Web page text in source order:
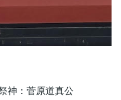
：菅原道真公